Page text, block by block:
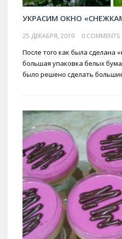
УКРАСИМ ОКНО
25 ДЕКАБРЯ, 2019 0 COMMENTS
После того как была сделана
большая упаковка белых
было решено сделать